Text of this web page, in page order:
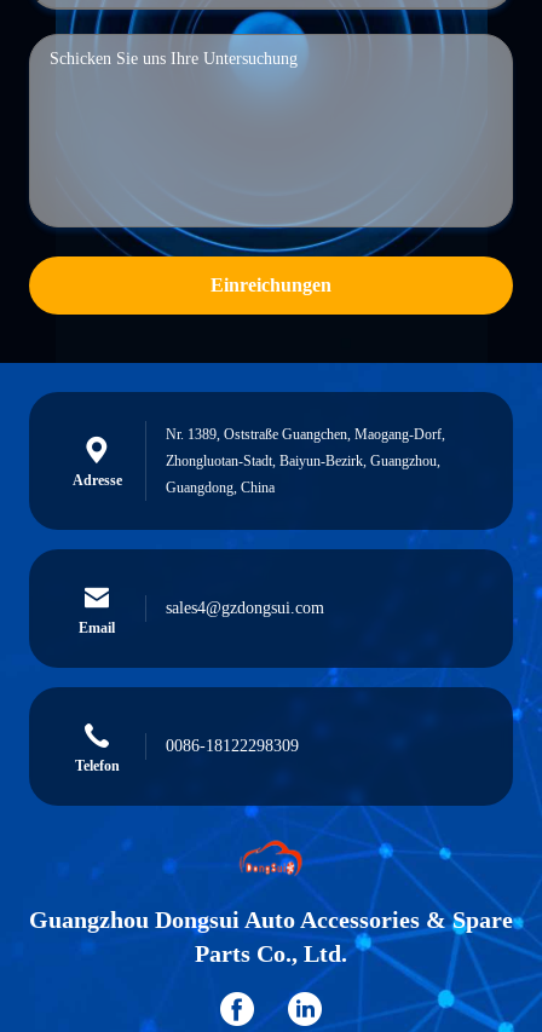
Einreichungen
Adresse
Nr. 1389, Oststraße Guangchen, Maogang-Dorf,
Zhongluotan-Stadt, Baiyun-Bezirk, Guangzhou,
Guangdong, China
Email
sales4@gzdongsui.com
Telefon
0086-18122298309
Guangzhou Dongsui Auto Accessories & Spare
Parts Co., Ltd.